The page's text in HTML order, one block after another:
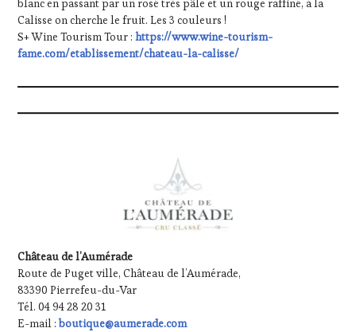
blanc en passant par un rosé très pâle et un rouge raffiné, à la
Calisse on cherche le fruit. Les 3 couleurs !
S+ Wine Tourism Tour :https://www.wine-tourism-
fame.com/etablissement/chateau-la-calisse/
Château de l’Aumérade
Route de Puget ville, Château de l’Aumérade,
83390 Pierrefeu-du-Var
Tél. 04 94 28 20 31
E-mail :boutique@aumerade.com